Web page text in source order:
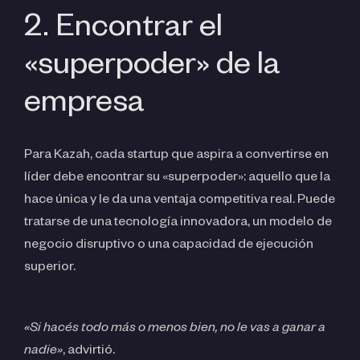
2. Encontrar el
«superpoder» de la
empresa
Para Kazah, cada startup que aspira a convertirse en
líder debe encontrar su «superpoder»: aquello que la
hace única y le da una ventaja competitiva real. Puede
tratarse de una tecnología innovadora, un modelo de
negocio disruptivo o una capacidad de ejecución
superior.
«Si hacés todo más o menos bien, no le vas a ganar a
nadie», advirtió.